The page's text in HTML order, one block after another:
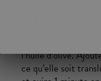
l’huile d’olive.
ce qu’elle soit